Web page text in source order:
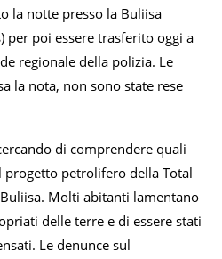
la notte presso la Buliisa
per poi essere trasferito oggi a
regionale della polizia. Le
la nota, non sono state rese
di comprendere quali
progetto petrolifero della Total
Molti abitanti lamentano
delle terre e di essere stati
Le denunce sul